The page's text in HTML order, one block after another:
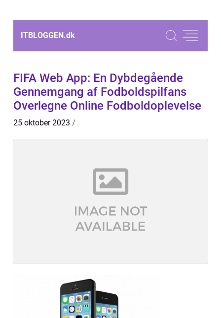
ITBLOGGEN.dk
FIFA Web App: En Dybdegående
Gennemgang af Fodboldspilfans
Overlegne Online Fodboldoplevelse
25 oktober 2023